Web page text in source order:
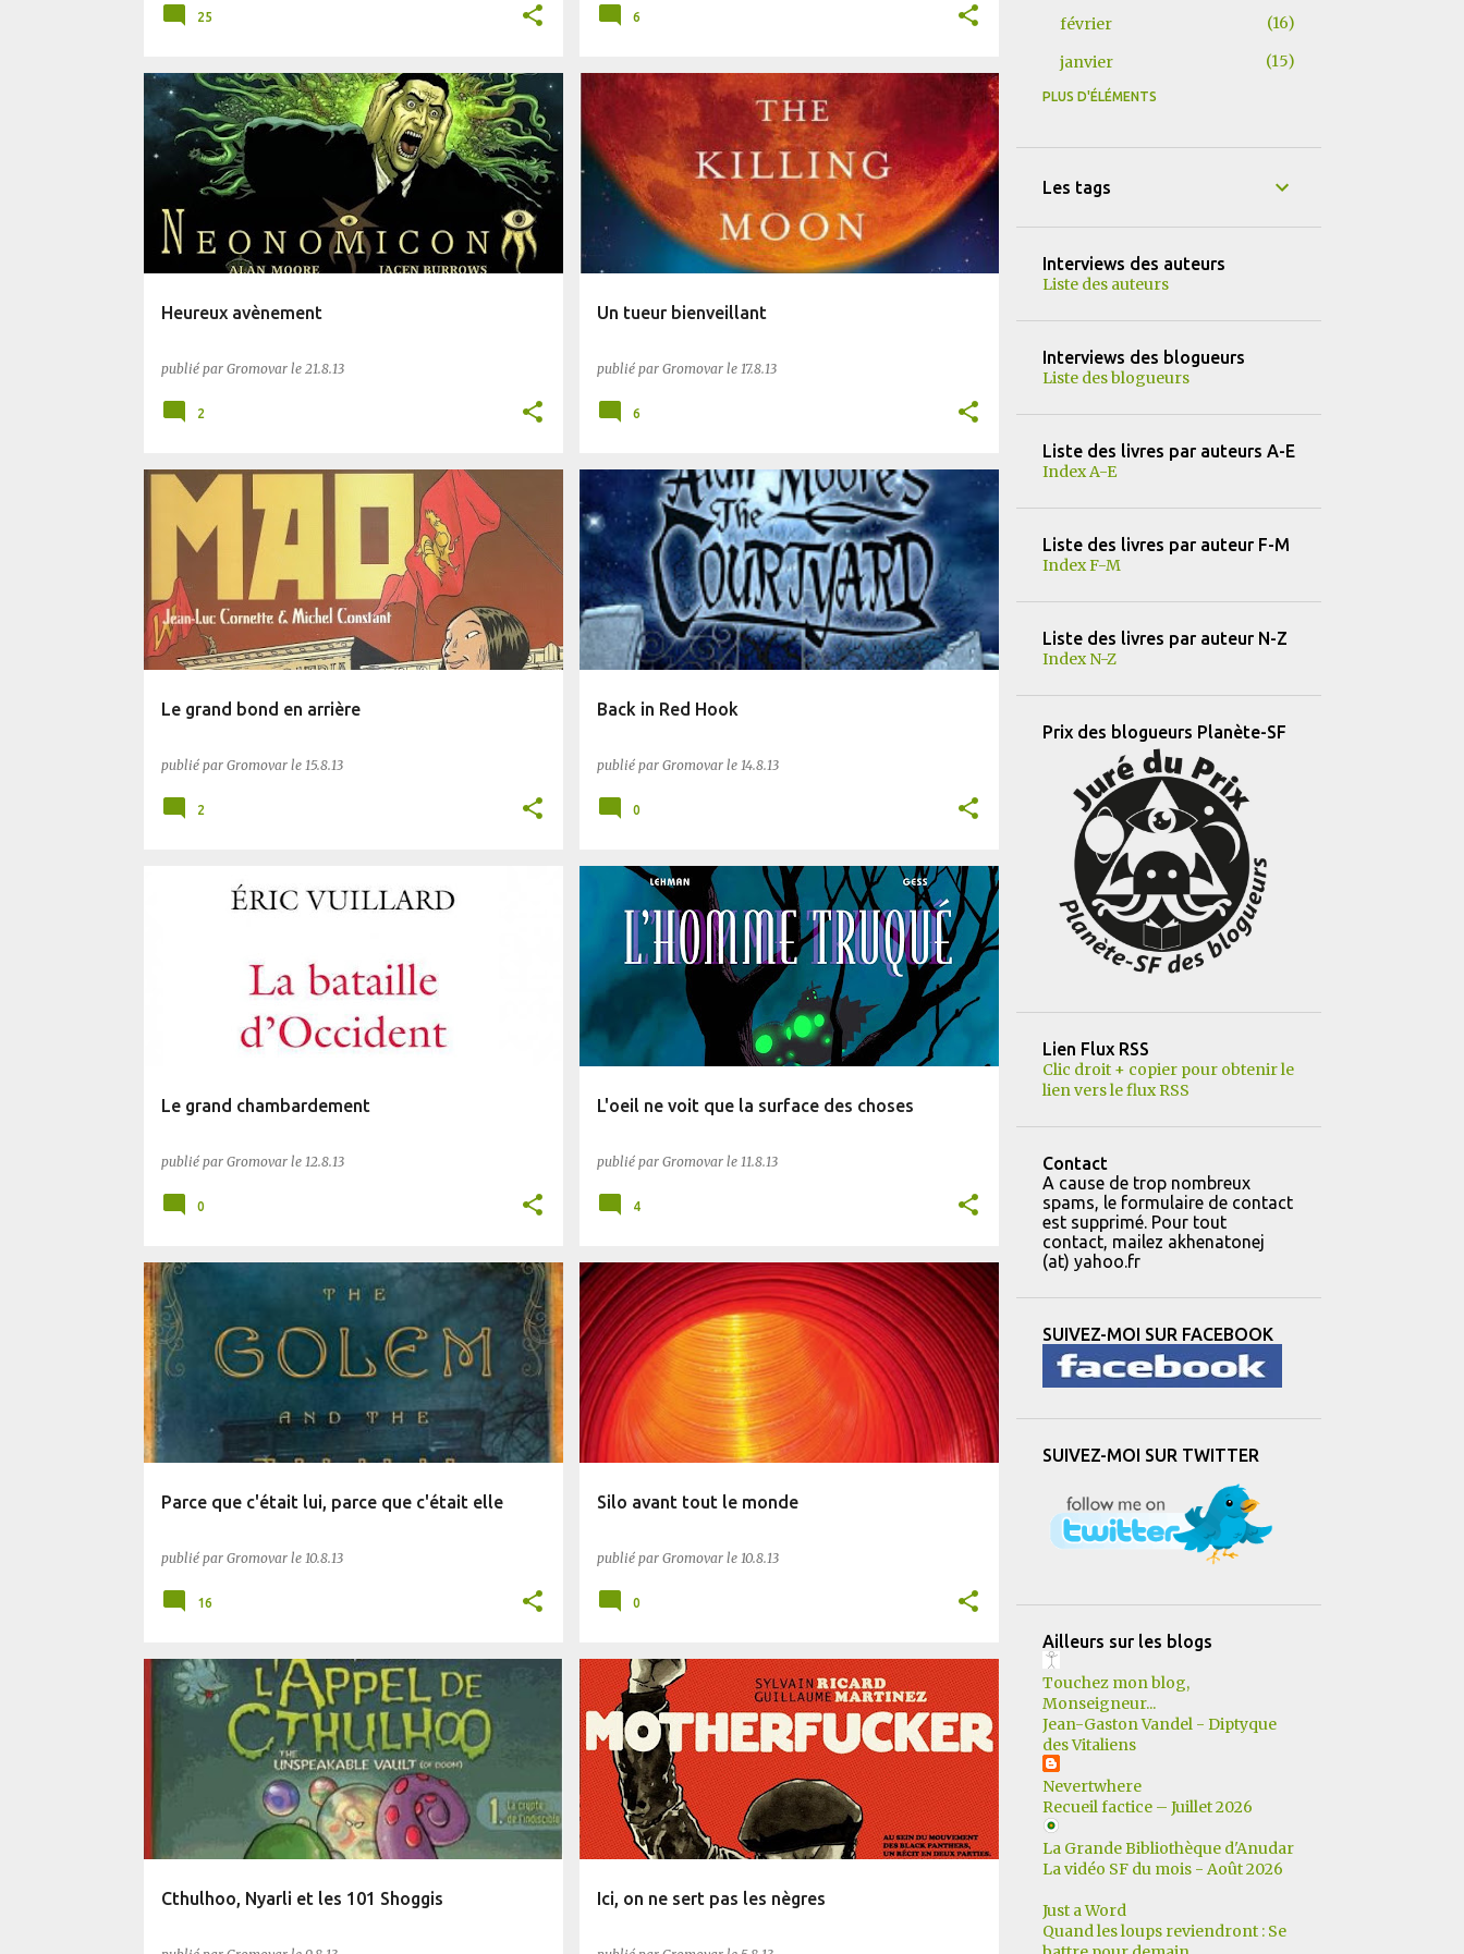
25 6
Heureux avènement
publié par Gromovar le 21.8.13
BLUFFANT COMICS PLANÈTE SF
2
Un tueur bienveillant
publié par Gromovar le 17.8.13
BLUFFANT FANTASY PLANÈTE SF
6
Le grand bond en arrière
publié par Gromovar le 15.8.13
PLANÈTE SF
2
Back in Red Hook
publié par Gromovar le 14.8.13
PLANÈTE SF
0
Le grand chambardement
publié par Gromovar le 12.8.13
AUTRES BLUFFANT PLANÈTE SF
0
L'oeil ne voit que la surface des choses
publié par Gromovar le 11.8.13
BD PLANÈTE SF
4
Parce que c'était lui, parce que c'était elle
publié par Gromovar le 10.8.13
BLUFFANT FANTASTIQUE PLANÈTE SF
16
Silo avant tout le monde
publié par Gromovar le 10.8.13
PLANÈTE SF
0
Cthulhoo, Nyarli et les 101 Shoggis
BD PLANÈTE SF
Ici, on ne sert pas les nègres
BD PLANÈTE SF
février
16
janvier
15
2025
novembre
septembre
août
13
juin
avril
16
mars
janvier
11
décembre
25
septembre
août
juillet
juin
mai
avril
février
12
janvier
2023
décembre
14
novembre
octobre
22
septembre
juin
février
janvier
octobre
septembre
août
juillet
juin
14
avril
19
PLUS D'ÉLÉMENTS
Les tags
Interviews des auteurs
Liste des auteurs
Interviews des blogueurs
Liste des blogueurs
Liste des livres par auteurs A-E
Index A-E
Liste des livres par auteur F-M
Index F-M
Liste des livres par auteur N-Z
Index N-Z
Prix des blogueurs Planète-SF
Lien Flux RSS
Clic droit + copier pour obtenir le
lien vers le flux RSS
Contact
A cause de trop nombreux
spams, le formulaire de contact
est supprimé. Pour tout
contact, mailez akhenatonej
(at) yahoo.fr
SUIVEZ-MOI SUR FACEBOOK
SUIVEZ-MOI SUR TWITTER
Ailleurs sur les blogs
Touchez mon blog,
Monseigneur...
Jean-Gaston Vandel - Diptyque
des Vitaliens
Nevertwhere
Recueil factice – Juillet 2026
La Grande Bibliothèque d'Anudar
La vidéo SF du mois - Août 2026
Just a Word
Quand les loups reviendront : Se